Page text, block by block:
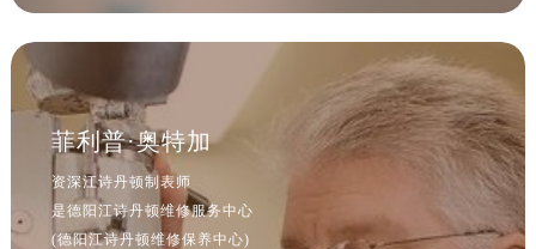
菲利普·奥特加
资深江诗丹顿制表师
是德阳江诗丹顿维修服务中心
(德阳江诗丹顿维修保养中心)